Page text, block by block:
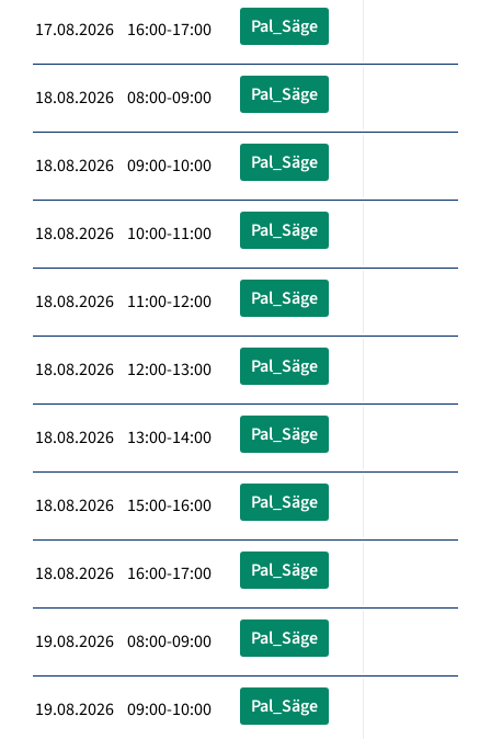
17.08.2026 16:00-17:00 Pal_Säge
18.08.2026 08:00-09:00 Pal_Säge
18.08.2026 09:00-10:00 Pal_Säge
18.08.2026 10:00-11:00 Pal_Säge
18.08.2026 11:00-12:00 Pal_Säge
18.08.2026 12:00-13:00 Pal_Säge
18.08.2026 13:00-14:00 Pal_Säge
18.08.2026 15:00-16:00 Pal_Säge
18.08.2026 16:00-17:00 Pal_Säge
19.08.2026 08:00-09:00 Pal_Säge
19.08.2026 09:00-10:00 Pal_Säge